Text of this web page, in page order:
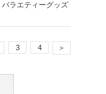
バラエティーグッズ
3 4 ＞